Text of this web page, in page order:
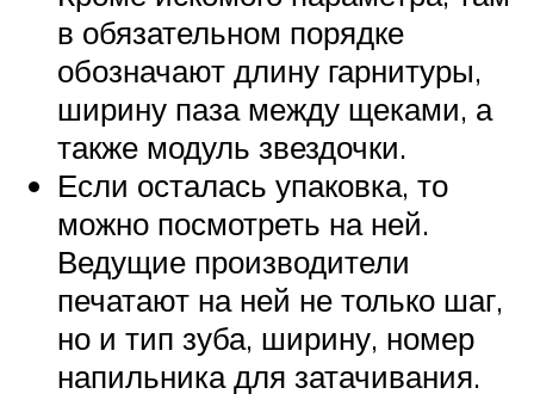
в обязательном порядке
обозначают длину гарнитуры,
ширину паза между щеками, а
также модуль звездочки.
Если осталась упаковка, то
можно посмотреть на ней.
Ведущие производители
печатают на ней не только шаг,
но и тип зуба, ширину, номер
напильника для затачивания.